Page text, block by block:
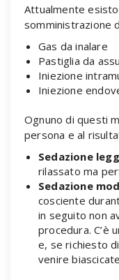
Attualmente
somministrazione
Gas da inalare
Pastiglia da
Iniezione
Iniezione
Ognuno di questi
persona e al
Sedazione
rilassato ma
Sedazione
cosciente
in seguito non
procedura. C’è
e, se richiesto
venire